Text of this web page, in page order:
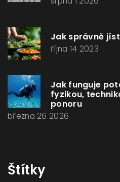
Jak správně
října 14 2023
Jak funguje
fyzikou,
ponoru
března 26 2026
Štítky